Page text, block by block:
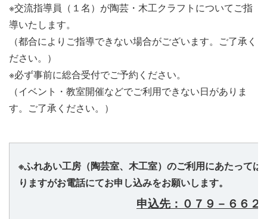
※交流指導員（１名）が陶芸・木工クラフトについてご指
導いたします。
（都合によりご指導できない場合がございます。ご了承く
ださい。）
※必ず事前に総合受付でご予約ください。
（イベント・教室開催などでご利用できない日がありま
す。ご了承ください。）
※ふれあい工房（陶芸室、木工室）のご利用にあたって
りますがお電話にてお申し込みをお願いします。
申込先：０７９－６６２